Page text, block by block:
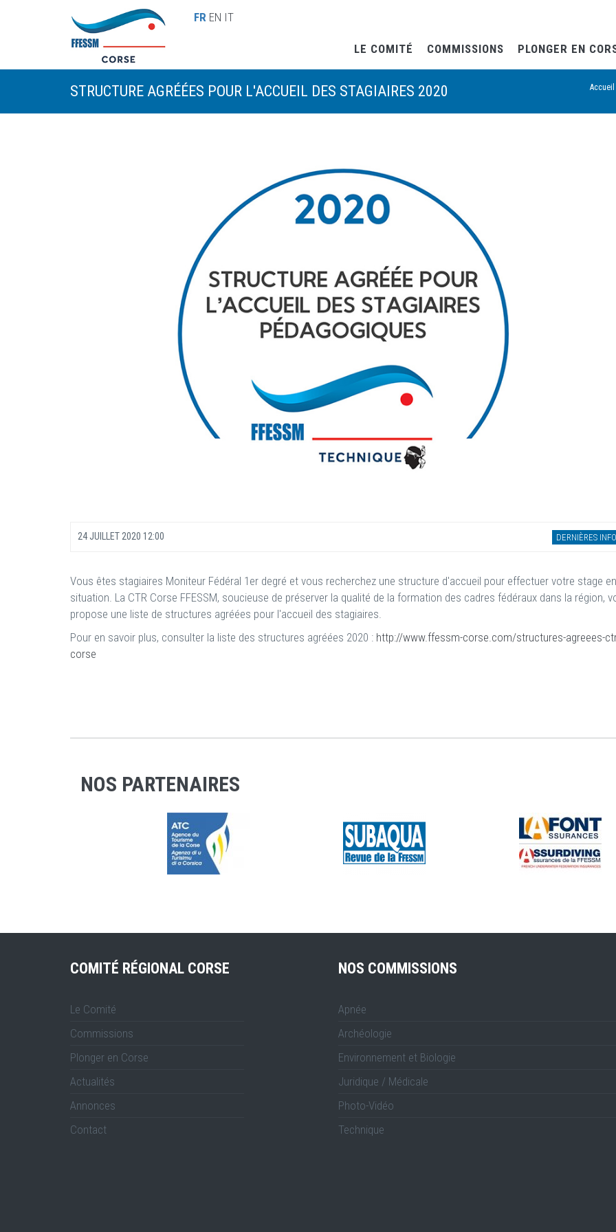
FR EN IT
LE COMITÉ COMMISSIONS PLONGER EN
STRUCTURE AGRÉÉES POUR L'ACCUEIL DES STAGIAIRES 2020 Accueil
24 JUILLET 2020 12:00 DERNIÈRES
Vous êtes stagiaires Moniteur Fédéral 1er degré et vous recherchez une structure d'accueil pour effectuer votre stage en
situation. La CTR Corse FFESSM, soucieuse de préserver la qualité de la formation des cadres fédéraux dans la région,
propose une liste de structures agréées pour l'accueil des stagiaires.
Pour en savoir plus, consulter la liste des structures agréées 2020 : http://www.ffessm-corse.com/structures-agreees-
corse
NOS PARTENAIRES
COMITÉ RÉGIONAL CORSE
Le Comité
Commissions
Plonger en Corse
Actualités
Annonces
Contact
NOS COMMISSIONS
Apnée
Archéologie
Environnement et Biologie
Juridique / Médicale
Photo-Vidéo
Technique